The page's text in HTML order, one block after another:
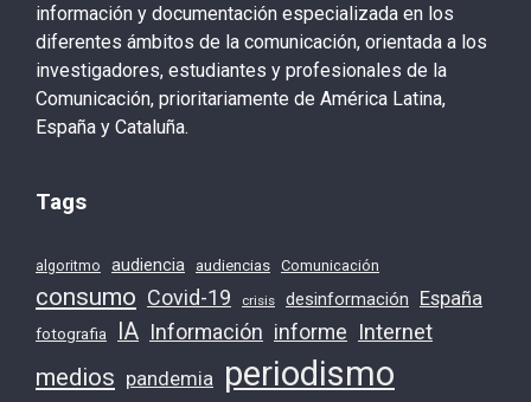
información y documentación especializada en los
diferentes ámbitos de la comunicación, orientada a los
investigadores, estudiantes y profesionales de la
Comunicación, prioritariamente de América Latina,
España y Cataluña.
Tags
algoritmo audiencia audiencias Comunicación
consumo Covid-19 crisis desinformación España
fotografia IA Información informe Internet
medios pandemia periodismo